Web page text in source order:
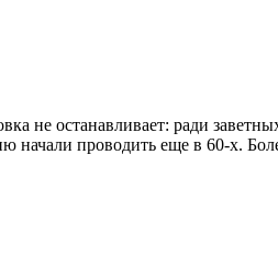
не останавливает: ради
начали проводить еще в 60-х.